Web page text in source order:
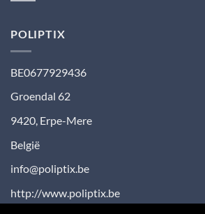
met
POLIPTIX
BE0677929436
Groendal 62
9420, Erpe-Mere
België
info@poliptix.be
http://www.poliptix.be